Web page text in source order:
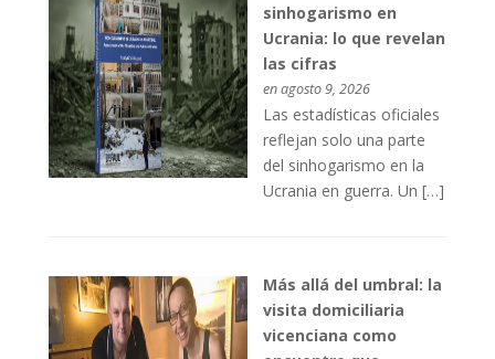
sinhogarismo en
Ucrania: lo que revelan
las cifras
en agosto 9, 2026
Las estadísticas oficiales
reflejan solo una parte
del sinhogarismo en la
Ucrania en guerra. Un […]
Más allá del umbral: la
visita domiciliaria
vicenciana como